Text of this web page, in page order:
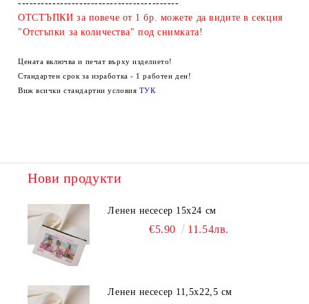
------------------------------------------
ОТСТЪПКИ за повече от 1 бр. можете да видите в секция
"Отстъпки за количества" под снимката!
Цената включва и печат върху изделието!
Стандартен срок за изработка - 1 работен ден!
Виж всички стандартни условия ТУК
Нови продукти
Ленен несесер 15х24 см
€5.90 11.54лв.
Ленен несесер 11,5х22,5 см